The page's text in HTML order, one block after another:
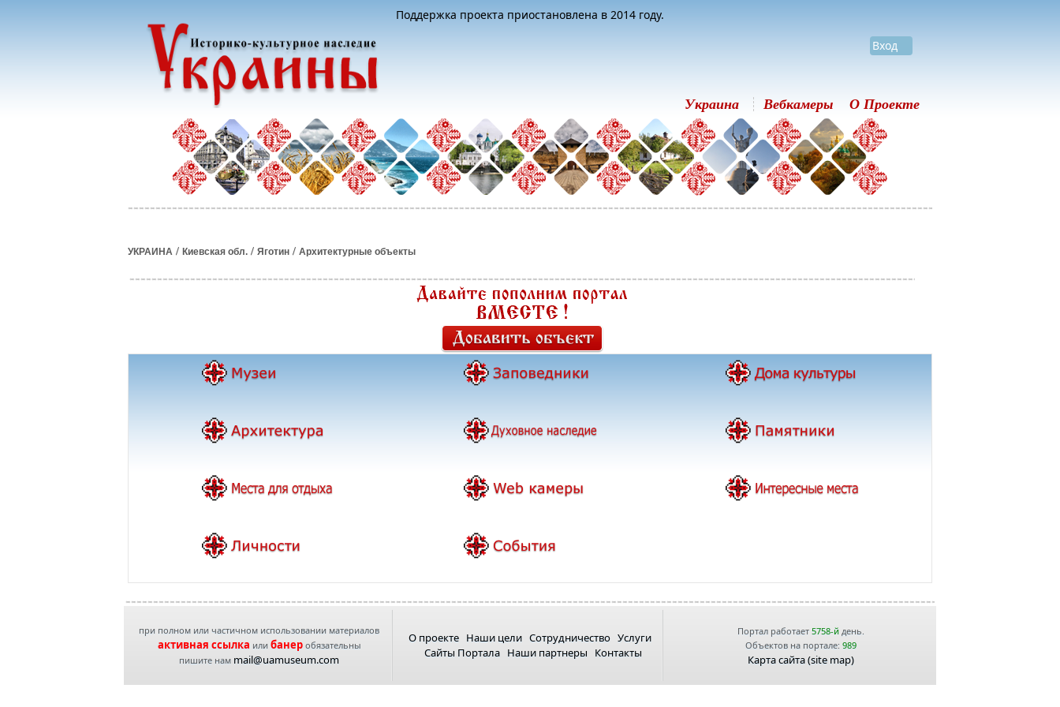
Поддержка проекта приостановлена в 2014 году.
Вход
Украина Вебкамеры О Проекте
УКРАИНА / Киевская обл. / Яготин / Архитектурные объекты
при полном или частичном использовании материалов
активная ссылка или банеробязательны
пишите нам mail@uamuseum.com
О проекте Наши цели Сотрудничество Услуги
Сайты Портала Наши партнеры Контакты
Портал работает 5758-йдень.
Объектов на портале: 989
Карта сайта (site map)